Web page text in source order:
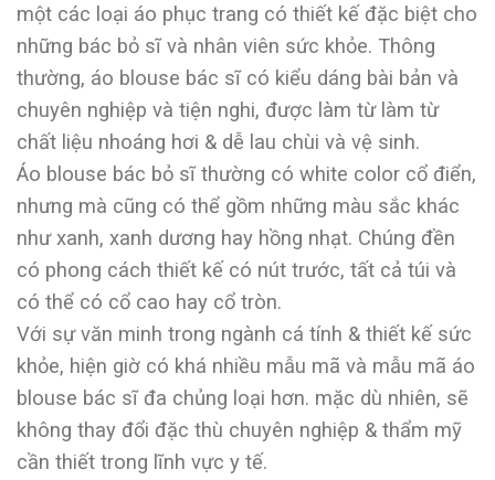
một các loại áo phục trang có thiết kế đặc biệt cho
những bác bỏ sĩ và nhân viên sức khỏe. Thông
thường, áo blouse bác sĩ có kiểu dáng bài bản và
chuyên nghiệp và tiện nghi, được làm từ làm từ
chất liệu nhoáng hơi & dễ lau chùi và vệ sinh.
Áo blouse bác bỏ sĩ thường có white color cổ điển,
nhưng mà cũng có thể gồm những màu sắc khác
như xanh, xanh dương hay hồng nhạt. Chúng đền
có phong cách thiết kế có nút trước, tất cả túi và
có thể có cổ cao hay cổ tròn.
Với sự văn minh trong ngành cá tính & thiết kế sức
khỏe, hiện giờ có khá nhiều mẫu mã và mẫu mã áo
blouse bác sĩ đa chủng loại hơn. mặc dù nhiên, sẽ
không thay đổi đặc thù chuyên nghiệp & thẩm mỹ
cần thiết trong lĩnh vực y tế.